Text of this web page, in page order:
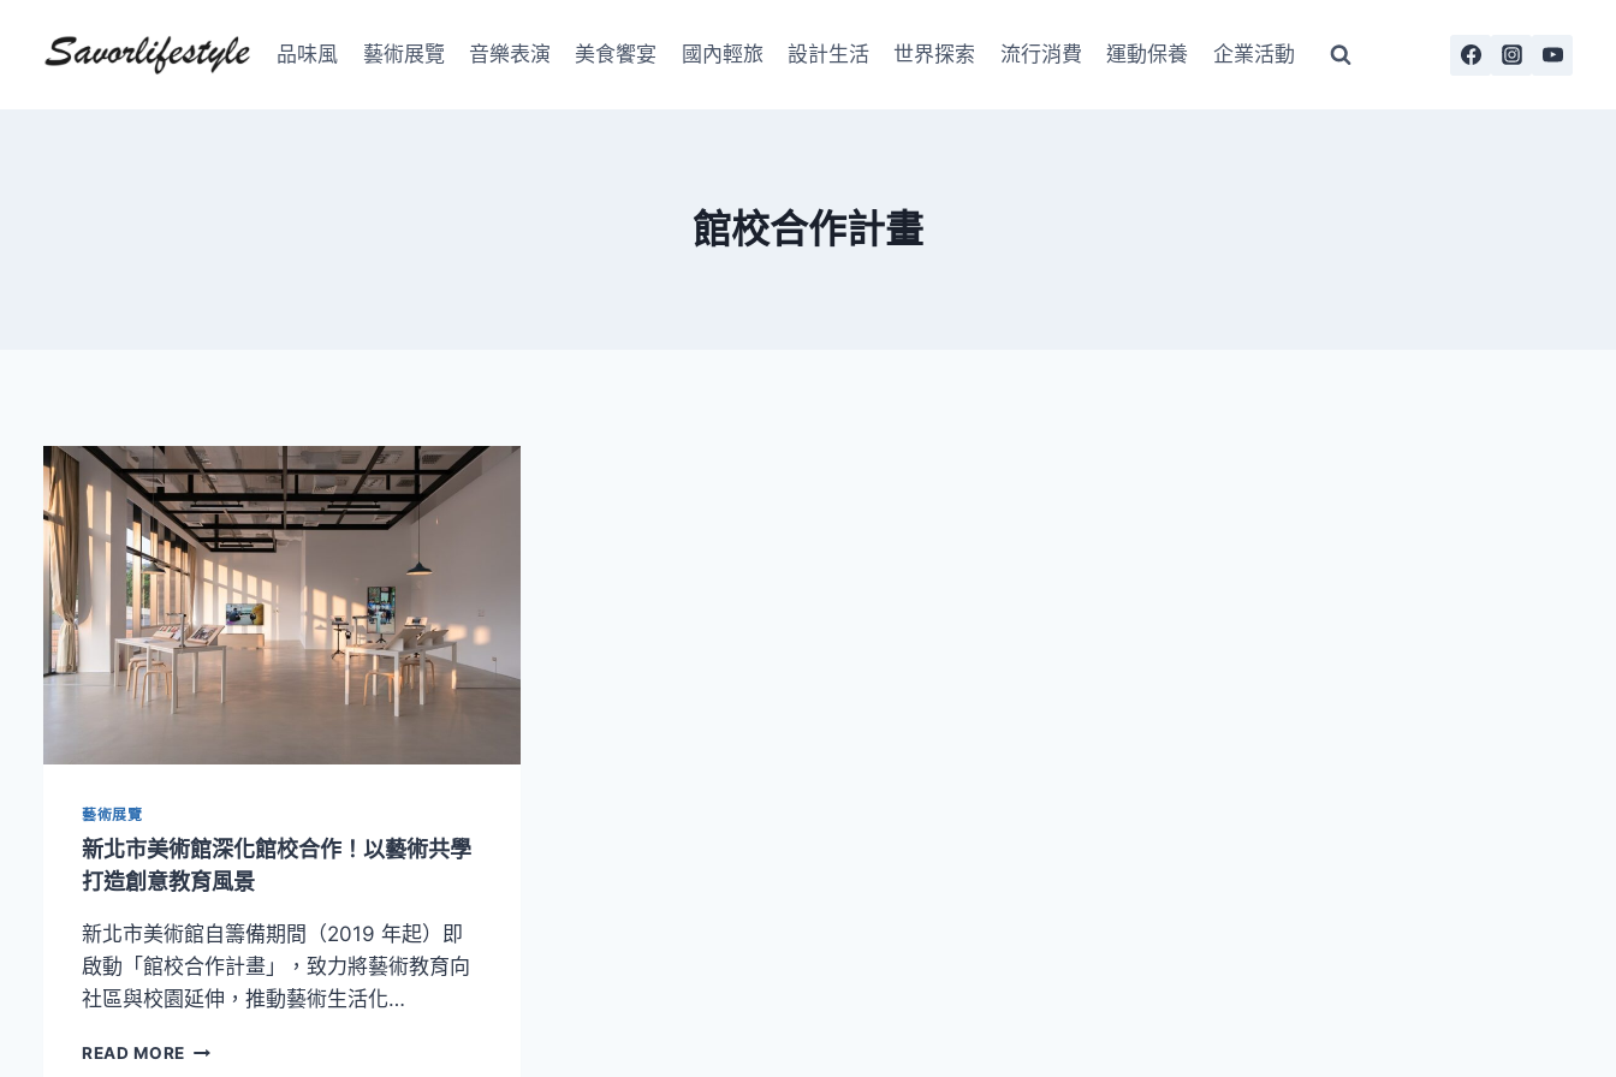
品味風 藝術展覽 音樂表演 美食饗宴 國內輕旅 設計生活 世界探索 流行消費 運動保養 企業活動
館校合作計畫
藝術展覽
新北市美術館深化館校合作！以藝術共學
打造創意教育風景
新北市美術館自籌備期間（2019 年起）即
啟動「館校合作計畫」，致力將藝術教育向
社區與校園延伸，推動藝術生活化…
READ MORE